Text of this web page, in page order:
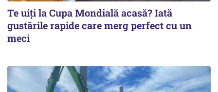
Te uiți la Cupa Mondială acasă? Iată
gustările rapide care merg perfect cu un
meci